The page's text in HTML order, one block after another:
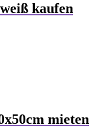
kaufen
mieten